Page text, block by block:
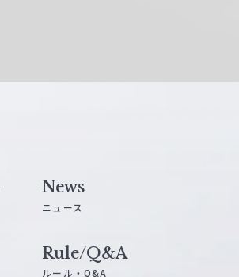
News
ニュース
Rule/Q&A
ルール・Q&A